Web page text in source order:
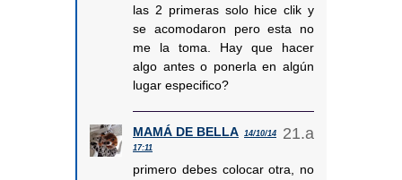
las 2 primeras solo hice clik y
se acomodaron pero esta no
me la toma. Hay que hacer
algo antes o ponerla en algún
lugar especifico?
MAMÁ DE BELLA 14/10/14
17:11
primero debes colocar otra, no